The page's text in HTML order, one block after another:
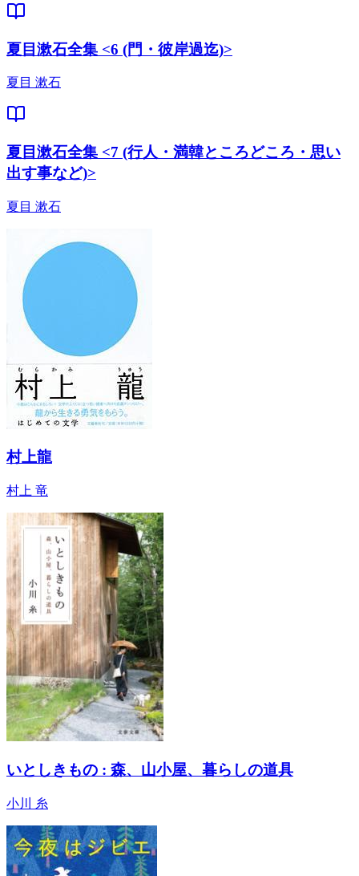
夏目漱石全集 <6 (門・彼岸過迄)>
夏目 漱石
夏目漱石全集 <7 (行人・満韓ところどころ・思い
出す事など)>
夏目 漱石
村上龍
村上 竜
いとしきもの : 森、山小屋、暮らしの道具
小川 糸